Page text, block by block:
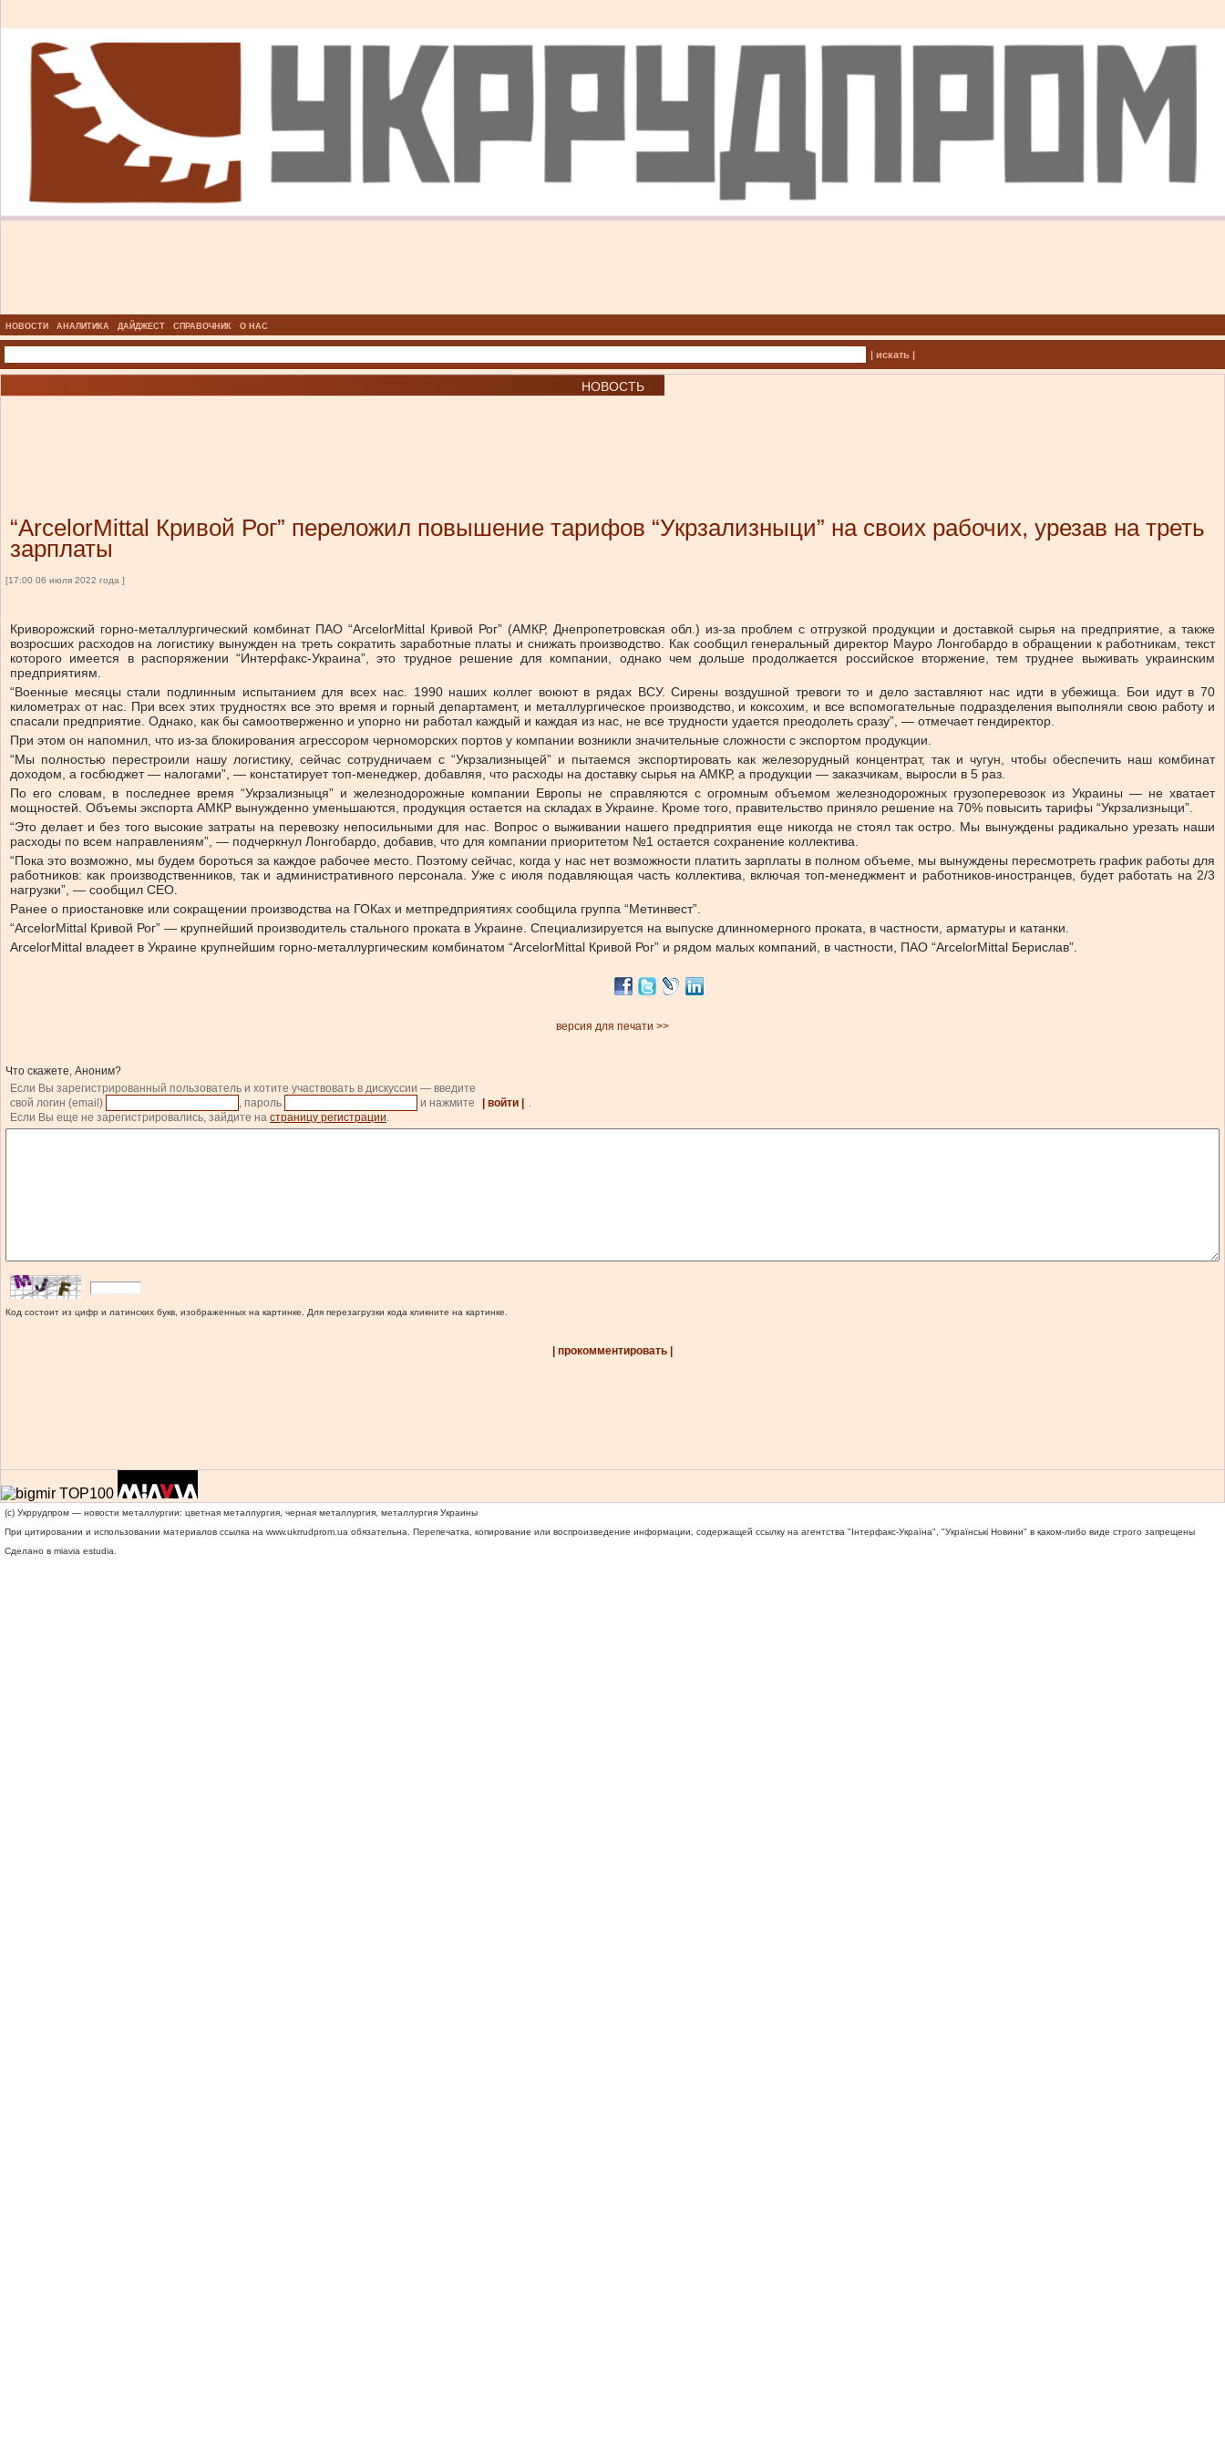
НОВОСТИ АНАЛИТИКА ДАЙДЖЕСТ СПРАВОЧНИК О НАС
| искать |
НОВОСТЬ
“ArcelorMittal Кривой Рог” переложил повышение тарифов “Укрзализныци” на своих рабочих, урезав на треть
зарплаты
[17:00 06 июля 2022 года ]
Криворожский горно-металлургический комбинат ПАО “ArcelorMittal Кривой Рог” (АМКР, Днепропетровская обл.) из-за проблем с отгрузкой продукции и доставкой сырья на предприятие, а также
возросших расходов на логистику вынужден на треть сократить заработные платы и снижать производство. Как сообщил генеральный директор Мауро Лонгобардо в обращении к работникам, текст
которого имеется в распоряжении “Интерфакс-Украина”, это трудное решение для компании, однако чем дольше продолжается российское вторжение, тем труднее выживать украинским
предприятиям.
“Военные месяцы стали подлинным испытанием для всех нас. 1990 наших коллег воюют в рядах ВСУ. Сирены воздушной тревоги то и дело заставляют нас идти в убежища. Бои идут в 70
километрах от нас. При всех этих трудностях все это время и горный департамент, и металлургическое производство, и коксохим, и все вспомогательные подразделения выполняли свою работу и
спасали предприятие. Однако, как бы самоотверженно и упорно ни работал каждый и каждая из нас, не все трудности удается преодолеть сразу”, — отмечает гендиректор.
При этом он напомнил, что из-за блокирования агрессором черноморских портов у компании возникли значительные сложности с экспортом продукции.
“Мы полностью перестроили нашу логистику, сейчас сотрудничаем с “Укрзализныцей” и пытаемся экспортировать как железорудный концентрат, так и чугун, чтобы обеспечить наш комбинат
доходом, а госбюджет — налогами”, — констатирует топ-менеджер, добавляя, что расходы на доставку сырья на АМКР, а продукции — заказчикам, выросли в 5 раз.
По его словам, в последнее время “Укрзализныця” и железнодорожные компании Европы не справляются с огромным объемом железнодорожных грузоперевозок из Украины — не хватает
мощностей. Объемы экспорта АМКР вынужденно уменьшаются, продукция остается на складах в Украине. Кроме того, правительство приняло решение на 70% повысить тарифы “Укрзализныци”.
“Это делает и без того высокие затраты на перевозку непосильными для нас. Вопрос о выживании нашего предприятия еще никогда не стоял так остро. Мы вынуждены радикально урезать наши
расходы по всем направлениям”, — подчеркнул Лонгобардо, добавив, что для компании приоритетом №1 остается сохранение коллектива.
“Пока это возможно, мы будем бороться за каждое рабочее место. Поэтому сейчас, когда у нас нет возможности платить зарплаты в полном объеме, мы вынуждены пересмотреть график работы для
работников: как производственников, так и административного персонала. Уже с июля подавляющая часть коллектива, включая топ-менеджмент и работников-иностранцев, будет работать на 2/3
нагрузки”, — сообщил СЕО.
Ранее о приостановке или сокращении производства на ГОКах и метпредприятиях сообщила группа “Метинвест”.
“ArcelorMittal Кривой Рог” — крупнейший производитель стального проката в Украине. Специализируется на выпуске длинномерного проката, в частности, арматуры и катанки.
ArcelorMittal владеет в Украине крупнейшим горно-металлургическим комбинатом “ArcelorMittal Кривой Рог” и рядом малых компаний, в частности, ПАО “ArcelorMittal Берислав”.
версия для печати >>
Что скажете, Аноним?
Если Вы зарегистрированный пользователь и хотите участвовать в дискуссии — введите
свой логин (email)
, пароль и нажмите | войти |
.
Если Вы еще не зарегистрировались, зайдите на страницу регистрации.
Код состоит из цифр и латинских букв, изображенных на картинке. Для перезагрузки кода кликните на картинке.
| прокомментировать |
(c) Укррудпром — новости металлургии: цветная металлургия, черная металлургия, металлургия Украины
При цитировании и использовании материалов ссылка на www.ukrrudprom.ua обязательна. Перепечатка, копирование или воспроизведение информации, содержащей ссылку на агентства "Iнтерфакс-Україна", "Українськi Новини" в каком-либо виде строго запрещены
Сделано в miavia estudia.